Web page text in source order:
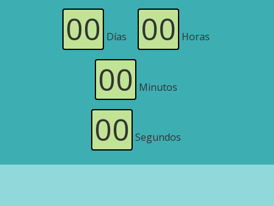
00 Días 00 Horas
00 Minutos
00 Segundos